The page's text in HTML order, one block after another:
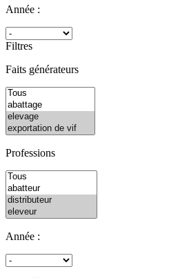
Année :
Filtres
Faits générateurs
Professions
Année :